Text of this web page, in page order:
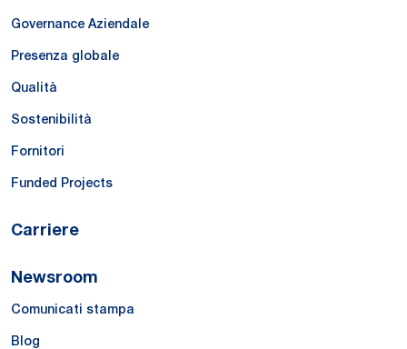
Governance Aziendale
Presenza globale
Qualità
Sostenibilità
Fornitori
Funded Projects
Carriere
Newsroom
Comunicati stampa
Blog